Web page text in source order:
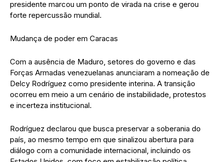
presidente marcou um ponto de virada na crise e gerou
forte repercussão mundial.
Mudança de poder em Caracas
Com a ausência de Maduro, setores do governo e das
Forças Armadas venezuelanas anunciaram a nomeação de
Delcy Rodríguez como presidente interina. A transição
ocorreu em meio a um cenário de instabilidade, protestos
e incerteza institucional.
Rodríguez declarou que busca preservar a soberania do
país, ao mesmo tempo em que sinalizou abertura para
diálogo com a comunidade internacional, incluindo os